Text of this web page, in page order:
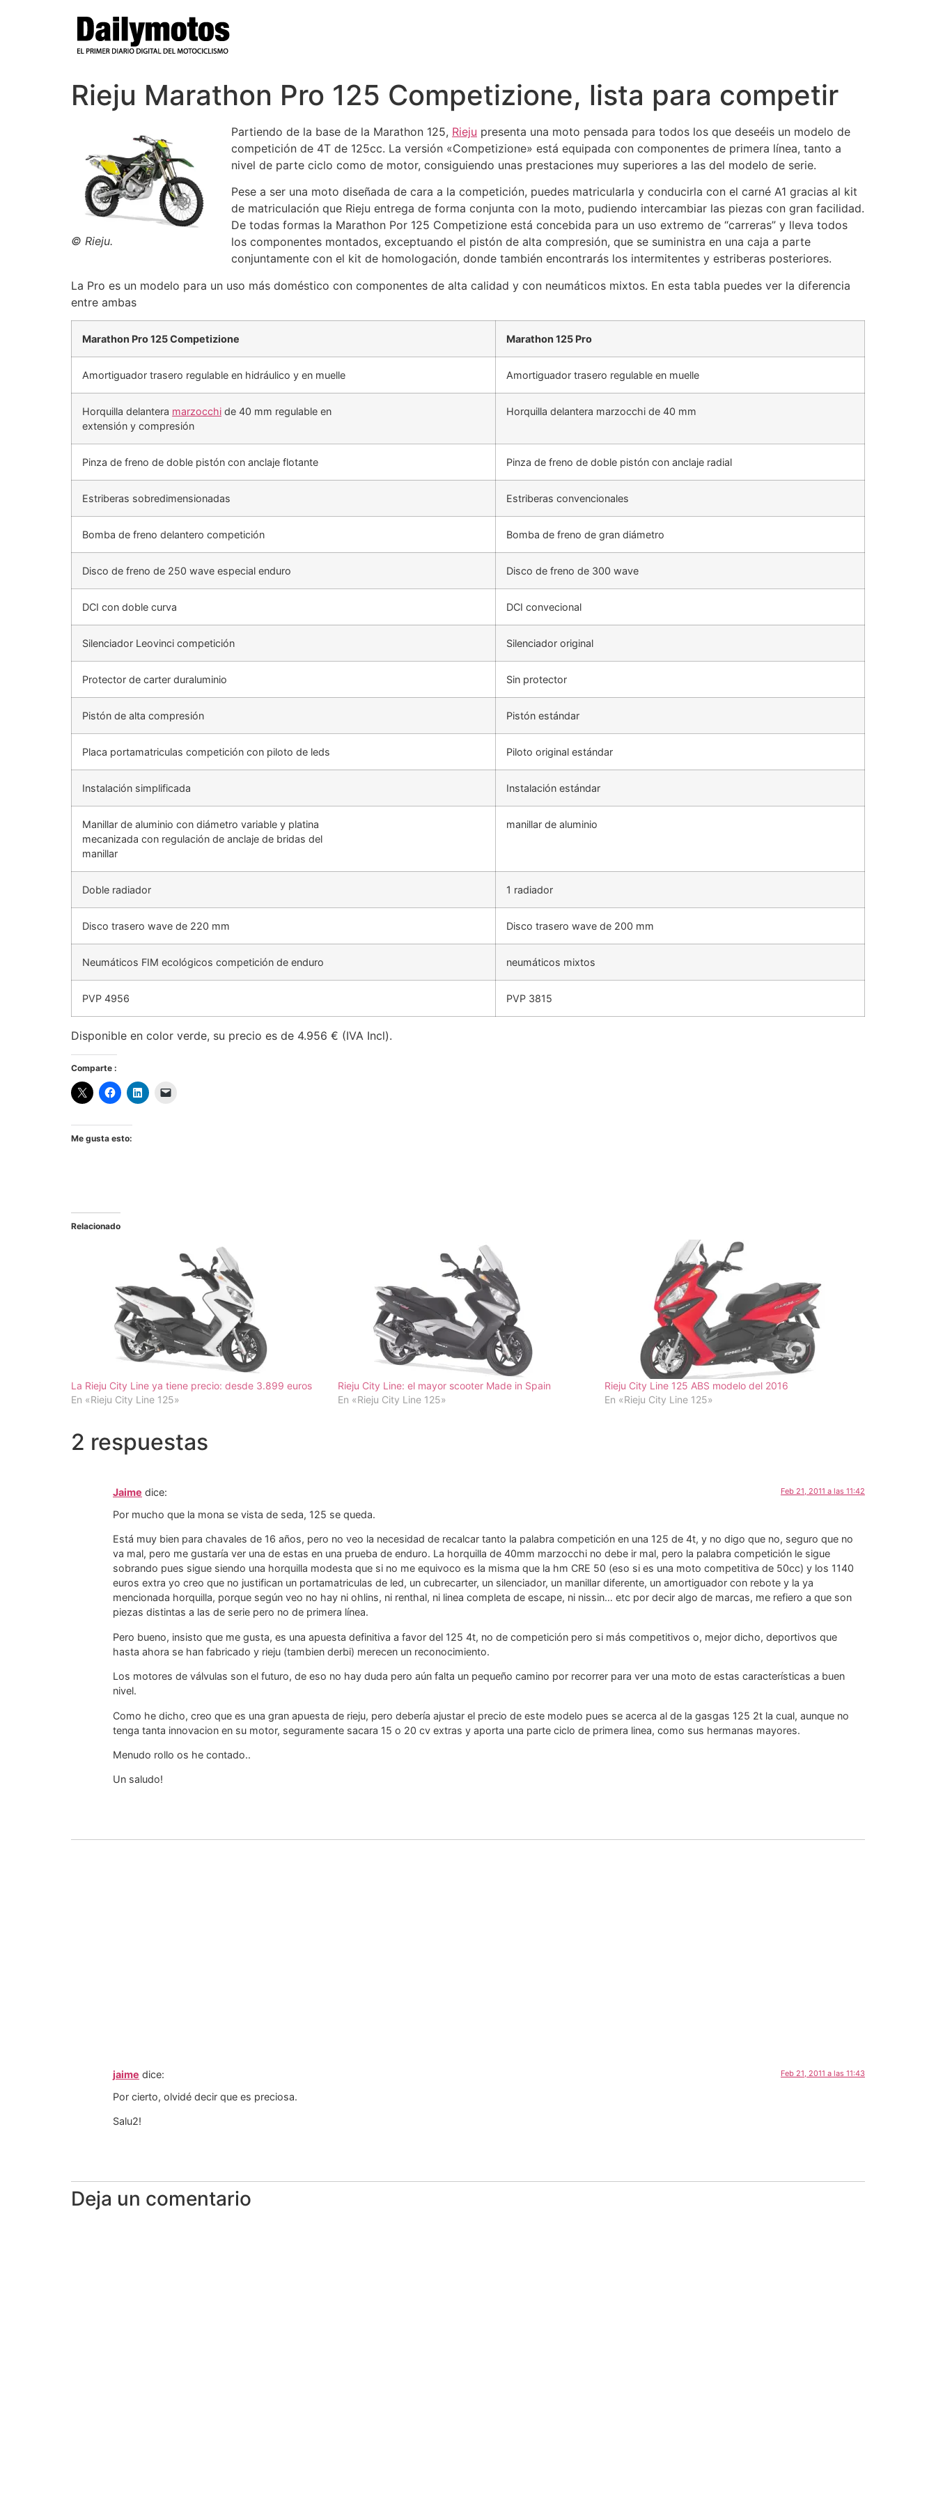
Rieju Marathon Pro 125 Competizione, lista para competir
© Rieju.
Partiendo de la base de la Marathon 125, Rieju presenta una moto pensada para todos los que deseéis un modelo de
competición de 4T de 125cc. La versión «Competizione» está equipada con componentes de primera línea, tanto a
nivel de parte ciclo como de motor, consiguiendo unas prestaciones muy superiores a las del modelo de serie.
Pese a ser una moto diseñada de cara a la competición, puedes matricularla y conducirla con el carné A1 gracias al kit
de matriculación que Rieju entrega de forma conjunta con la moto, pudiendo intercambiar las piezas con gran facilidad.
De todas formas la Marathon Por 125 Competizione está concebida para un uso extremo de “carreras” y lleva todos
los componentes montados, exceptuando el pistón de alta compresión, que se suministra en una caja a parte
conjuntamente con el kit de homologación, donde también encontrarás los intermitentes y estriberas posteriores.
La Pro es un modelo para un uso más doméstico con componentes de alta calidad y con neumáticos mixtos. En esta tabla puedes ver la diferencia
entre ambas
Marathon Pro 125 Competizione Marathon 125 Pro
Amortiguador trasero regulable en hidráulico y en muelle Amortiguador trasero regulable en muelle
Horquilla delantera marzocchi de 40 mm regulable en
extensión y compresión
Horquilla delantera marzocchi de 40 mm
Pinza de freno de doble pistón con anclaje flotante Pinza de freno de doble pistón con anclaje radial
Estriberas sobredimensionadas Estriberas convencionales
Bomba de freno delantero competición Bomba de freno de gran diámetro
Disco de freno de 250 wave especial enduro Disco de freno de 300 wave
DCI con doble curva DCI convecional
Silenciador Leovinci competición Silenciador original
Protector de carter duraluminio Sin protector
Pistón de alta compresión Pistón estándar
Placa portamatriculas competición con piloto de leds Piloto original estándar
Instalación simplificada Instalación estándar
Manillar de aluminio con diámetro variable y platina
mecanizada con regulación de anclaje de bridas del
manillar
manillar de aluminio
Doble radiador 1 radiador
Disco trasero wave de 220 mm Disco trasero wave de 200 mm
Neumáticos FIM ecológicos competición de enduro neumáticos mixtos
PVP 4956 PVP 3815
Disponible en color verde, su precio es de 4.956 € (IVA Incl).
Comparte :
Me gusta esto:
Relacionado
La Rieju City Line ya tiene precio: desde 3.899 euros
En «Rieju City Line 125»
Rieju City Line: el mayor scooter Made in Spain
En «Rieju City Line 125»
Rieju City Line 125 ABS modelo del 2016
En «Rieju City Line 125»
2 respuestas
Jaime dice: Feb 21, 2011 a las 11:42
Por mucho que la mona se vista de seda, 125 se queda.
Está muy bien para chavales de 16 años, pero no veo la necesidad de recalcar tanto la palabra competición en una 125 de 4t, y no digo que no, seguro que no
va mal, pero me gustaría ver una de estas en una prueba de enduro. La horquilla de 40mm marzocchi no debe ir mal, pero la palabra competición le sigue
sobrando pues sigue siendo una horquilla modesta que si no me equivoco es la misma que la hm CRE 50 (eso si es una moto competitiva de 50cc) y los 1140
euros extra yo creo que no justifican un portamatriculas de led, un cubrecarter, un silenciador, un manillar diferente, un amortiguador con rebote y la ya
mencionada horquilla, porque según veo no hay ni ohlins, ni renthal, ni linea completa de escape, ni nissin… etc por decir algo de marcas, me refiero a que son
piezas distintas a las de serie pero no de primera línea.
Pero bueno, insisto que me gusta, es una apuesta definitiva a favor del 125 4t, no de competición pero si más competitivos o, mejor dicho, deportivos que
hasta ahora se han fabricado y rieju (tambien derbi) merecen un reconocimiento.
Los motores de válvulas son el futuro, de eso no hay duda pero aún falta un pequeño camino por recorrer para ver una moto de estas características a buen
nivel.
Como he dicho, creo que es una gran apuesta de rieju, pero debería ajustar el precio de este modelo pues se acerca al de la gasgas 125 2t la cual, aunque no
tenga tanta innovacion en su motor, seguramente sacara 15 o 20 cv extras y aporta una parte ciclo de primera linea, como sus hermanas mayores.
Menudo rollo os he contado..
Un saludo!
jaime dice: Feb 21, 2011 a las 11:43
Por cierto, olvidé decir que es preciosa.
Salu2!
Deja un comentario